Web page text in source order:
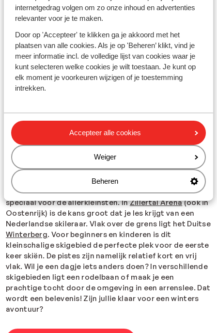
internetgedrag volgen om zo onze inhoud en advertenties
relevanter voor je te maken.
Door op 'Accepteer' te klikken ga je akkoord met het
plaatsen van alle cookies. Als je op 'Beheren’ klikt, vind je
meer informatie incl. de volledige lijst van cookies waar je
kunt selecteren welke cookies je wilt toestaan. Je kunt op
elk moment je voorkeuren wijzigen of je toestemming
intrekken.
Accepteer alle cookies
Weiger
Beheren
zelfs kinderkorting aan en je skipas is altijd inbegrepen
in de prijs. Zo is je wintersport met de familie ook nog
sneeuw opzoeken? Ook dan zijn er tal van fijne
accommodaties te vinden voor families. Waar zien we
jullie?
Met de kinderen naar de sneeuw? Winterpret is
gegarandeerd!
voor de beginners, genoeg klasjes voor ieder niveau en
voldoende vertier als je even een dagje iets anders wil
doen. Goed nieuws, want diverse skigebieden zijn
kindvriendelijk en geschikt om met de hele familie
naartoe te gaan. Wat denk je van het Oostenrijkse
skigebied Serfaus-Fiss-Ladis? Hier zijn meerdere
uitstekende skischolen, speelweides en skiparadijzen
speciaal voor de allerkleinsten. InZillertal Arena(ook in
Oostenrijk) is de kans groot dat je les krijgt van een
Nederlandse skileraar. Vlak over de grens ligt het Duitse
Winterberg. Voor beginners en kinderen is dit
kleinschalige skigebied de perfecte plek voor de eerste
keer skiën. De pistes zijn namelijk relatief kort en vrij
vlak. Wil je een dagje iets anders doen? In verschillende
skigebieden ligt een rodelbaan of maak je een
prachtige tocht door de omgeving in een arrenslee. Dat
wordt een belevenis! Zijn jullie klaar voor een winters
avontuur?